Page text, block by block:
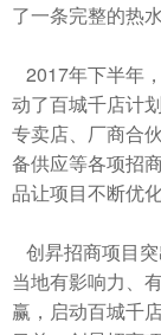
了一条完整的热
2017年下半年
动了百城千店计
专卖店、厂商合
备供应等各项招
品让项目不断优
创昇招商项目
当地有影响力、
赢，启动百城千店